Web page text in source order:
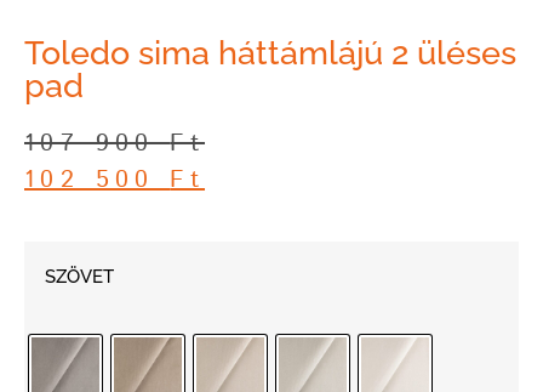
Toledo sima háttámlájú 2 üléses
pad
107 900Ft
102 500Ft
SZÖVET